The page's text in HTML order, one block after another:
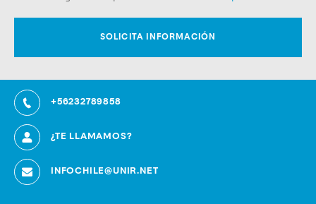
+56232789858
¿TE LLAMAMOS?
INFOCHILE@UNIR.NET